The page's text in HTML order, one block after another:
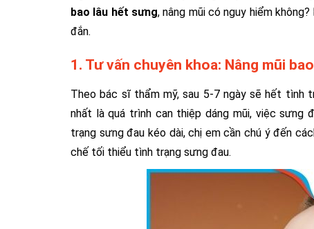
bao lâu hết sưng, nâng mũi có nguy hiểm
đắn.
1. Tư vấn chuyên khoa: Nâng mũi
Theo bác sĩ thẩm mỹ, sau 5-7 ngày sẽ hết tình
nhất là quá trình can thiệp dáng mũi, việc sưng
trạng sưng đau kéo dài, chị em cần chú ý đến
chế tối thiểu tình trạng sưng đau.